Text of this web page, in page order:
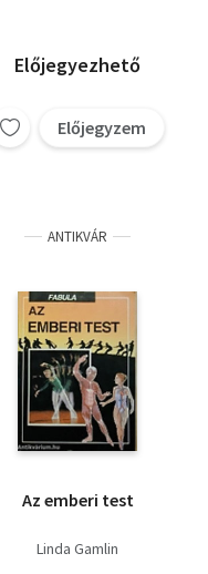
Előjegyezhető
Előjegyzem
ANTIKVÁR
Az emberi test
Linda Gamlin